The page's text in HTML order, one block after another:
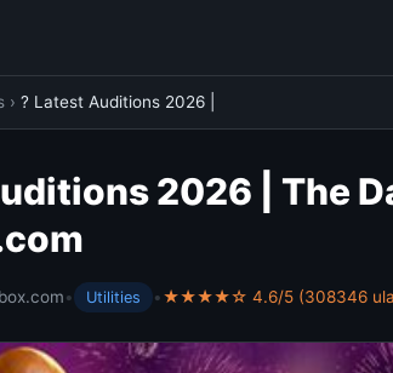
› ? Latest Auditions 2026 |
2026 | The
• Utilities •★★★★☆ 4.6/5 (308346